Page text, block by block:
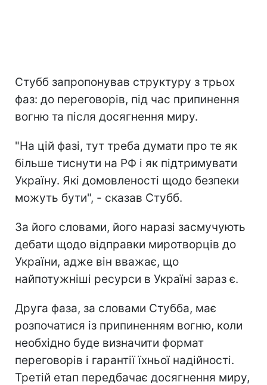
Стубб запропонував структуру з трьох
фаз: до переговорів, під час припинення
вогню та після досягнення миру.
"На цій фазі, тут треба думати про те як
більше тиснути на РФ і як підтримувати
Україну. Які домовленості щодо безпеки
можуть бути", - сказав Стубб.
За його словами, його наразі засмучують
дебати щодо відправки миротворців до
України, адже він вважає, що
найпотужніші ресурси в Україні зараз є.
Друга фаза, за словами Стубба, має
розпочатися із припиненням вогню, коли
необхідно буде визначити формат
переговорів і гарантії їхньої надійності.
Третій етап передбачає досягнення миру,